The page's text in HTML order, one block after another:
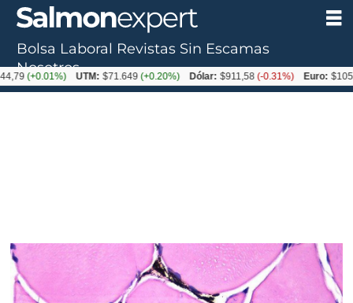
Bolsa Laboral Revistas Sin Escamas
Nosotros
UTM: $71.649(+0.20%) Dólar: $911,58(-0.31%) Euro: $1053,36(-